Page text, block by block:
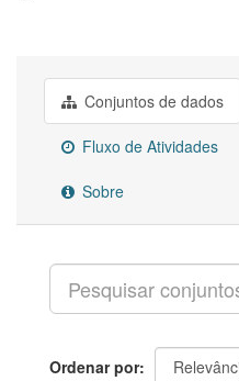
Conjuntos de dados
Fluxo de Atividades
Sobre
Ordenar por